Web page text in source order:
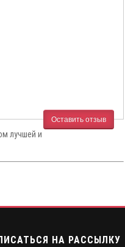
Оставить отзыв
лучшей и
НА РАССЫЛКУ